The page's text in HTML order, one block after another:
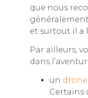
que nous
et surtout il a
Par ailleurs,
dans
un drone
Certains